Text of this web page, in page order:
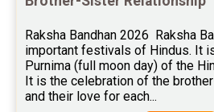
Free Wealth Horoscope Reviews
Free Marriage Horoscope
Free Star Horoscope Reviews
Baby Names Reviews
Raksha Bandhan 2026  Raksha
important festivals of Hindus. It
Purnima (full moon day) of the
It is the celebration of the
and their love for each...